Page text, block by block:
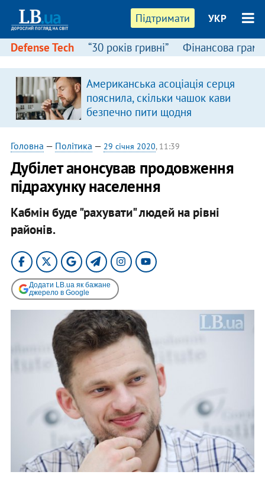
Підтримати УКР
Defense Tech “30 років гривні” Фінансова
Американська асоціація серця
пояснила, скільки чашок кави
безпечно пити щодня
Головна — Політика — 29 січня 2020, 11:39
Дубілет анонсував продовження
підрахунку населення
Кабмін буде "рахувати" людей на рівні
районів.
Додати LB.ua як бажане
джерело в Google